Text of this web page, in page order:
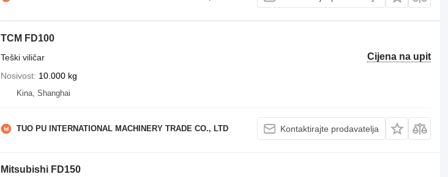
TCM FD100
Cijena na upit
Teški viličar
Nosivost 10.000 kg
Kina, Shanghai
TUO PU INTERNATIONAL MACHINERY TRADE CO., LTD Kontaktirajte prodavatelja
Mitsubishi FD150